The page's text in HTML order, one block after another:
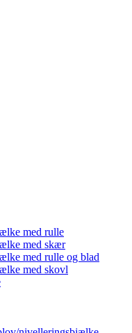
med rulle
med skær
med rulle og blad
med skovl